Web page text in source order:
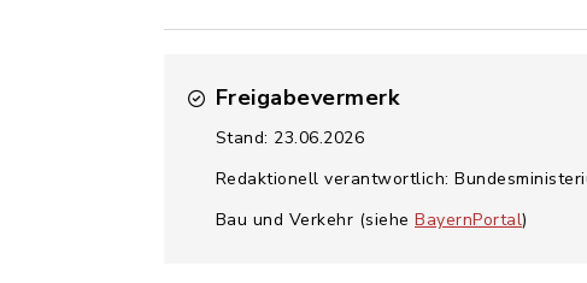
Freigabevermerk
Stand: 23.06.2026
Redaktionell verantwortlich:
Bau und Verkehr (siehe BayernPortal)